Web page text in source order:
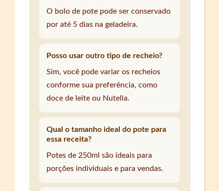
O bolo de pote pode ser conservado
por até 5 dias na geladeira.
Posso usar outro tipo de recheio?
Sim, você pode variar os recheios
conforme sua preferência, como
doce de leite ou Nutella.
Qual o tamanho ideal do pote para
essa receita?
Potes de 250ml são ideais para
porções individuais e para vendas.